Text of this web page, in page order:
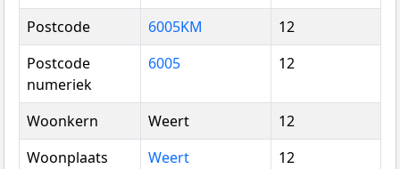
Postcode
6005KM
12
Postcode
numeriek
6005 12
Woonkern Weert
12
Woonplaats
Weert
12